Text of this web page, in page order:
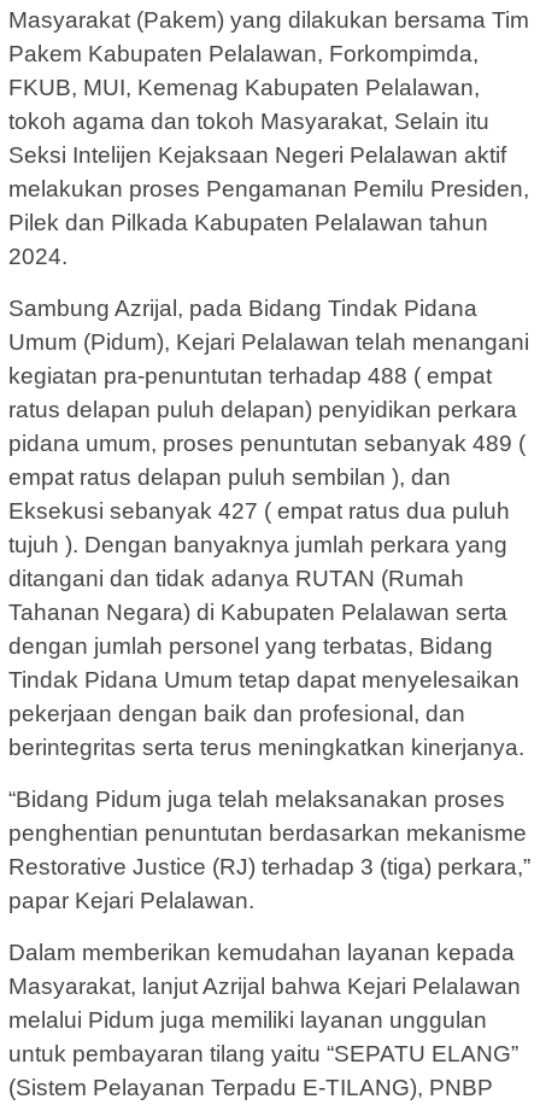
Masyarakat (Pakem) yang dilakukan bersama Tim
Pakem Kabupaten Pelalawan, Forkompimda,
FKUB, MUI, Kemenag Kabupaten Pelalawan,
tokoh agama dan tokoh Masyarakat, Selain itu
Seksi Intelijen Kejaksaan Negeri Pelalawan aktif
melakukan proses Pengamanan Pemilu Presiden,
Pilek dan Pilkada Kabupaten Pelalawan tahun
2024.
Sambung Azrijal, pada Bidang Tindak Pidana
Umum (Pidum), Kejari Pelalawan telah menangani
kegiatan pra-penuntutan terhadap 488 ( empat
ratus delapan puluh delapan) penyidikan perkara
pidana umum, proses penuntutan sebanyak 489 (
empat ratus delapan puluh sembilan ), dan
Eksekusi sebanyak 427 ( empat ratus dua puluh
tujuh ). Dengan banyaknya jumlah perkara yang
ditangani dan tidak adanya RUTAN (Rumah
Tahanan Negara) di Kabupaten Pelalawan serta
dengan jumlah personel yang terbatas, Bidang
Tindak Pidana Umum tetap dapat menyelesaikan
pekerjaan dengan baik dan profesional, dan
berintegritas serta terus meningkatkan kinerjanya.
“Bidang Pidum juga telah melaksanakan proses
penghentian penuntutan berdasarkan mekanisme
Restorative Justice (RJ) terhadap 3 (tiga) perkara,”
papar Kejari Pelalawan.
Dalam memberikan kemudahan layanan kepada
Masyarakat, lanjut Azrijal bahwa Kejari Pelalawan
melalui Pidum juga memiliki layanan unggulan
untuk pembayaran tilang yaitu “SEPATU ELANG”
(Sistem Pelayanan Terpadu E-TILANG), PNBP